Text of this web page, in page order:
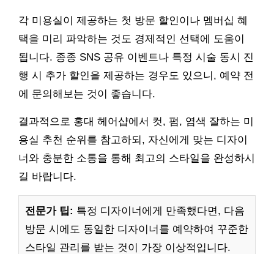
각 미용실이 제공하는 첫 방문 할인이나 멤버십 혜
택을 미리 파악하는 것도 경제적인 선택에 도움이
됩니다. 종종 SNS 공유 이벤트나 특정 시술 동시 진
행 시 추가 할인을 제공하는 경우도 있으니, 예약 전
에 문의해보는 것이 좋습니다.
결과적으로 홍대 헤어샵에서 컷, 펌, 염색 잘하는 미
용실 추천 순위를 참고하되, 자신에게 맞는 디자이
너와 충분한 소통을 통해 최고의 스타일을 완성하시
길 바랍니다.
전문가 팁: 특정 디자이너에게 만족했다면, 다음
방문 시에도 동일한 디자이너를 예약하여 꾸준한
스타일 관리를 받는 것이 가장 이상적입니다.